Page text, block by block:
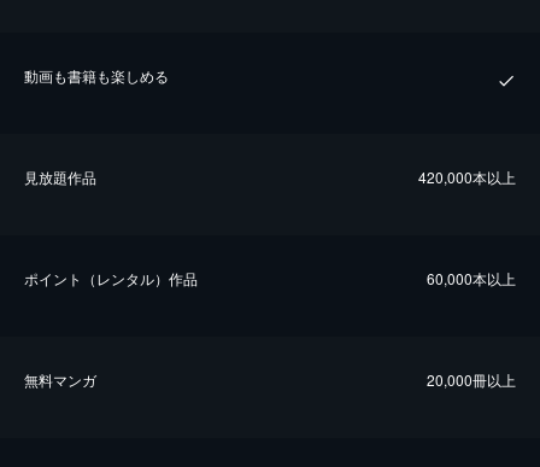
動画も書籍も楽しめる
⾒放題作品 420,000本以上
ポイント（レンタル）作品 60,000本以上
無料マンガ 20,000冊以上